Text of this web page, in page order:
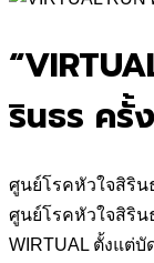
รินธร ครั้
ศูนย์โรคหัวใจสิริน
ศูนย์โรคหัวใจสิริน
WIRTUAL ตั้งแต่